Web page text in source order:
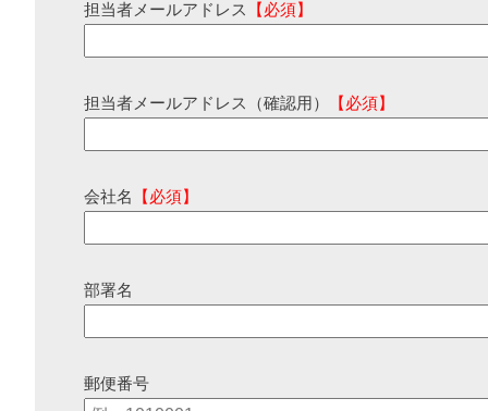
担当者メールアドレス 【必須】
担当者メールアドレス（確認用） 【必須】
会社名 【必須】
部署名
郵便番号